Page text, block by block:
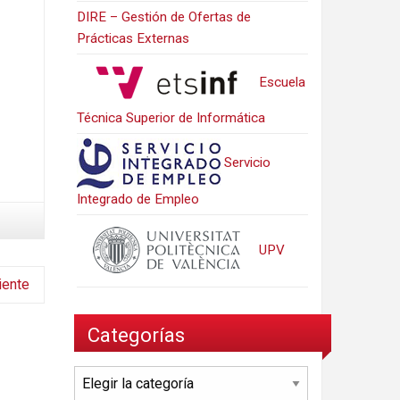
DIRE – Gestión de Ofertas de
Prácticas Externas
Escuela
Técnica Superior de Informática
Servicio
Integrado de Empleo
UPV
Categorías
Categorías